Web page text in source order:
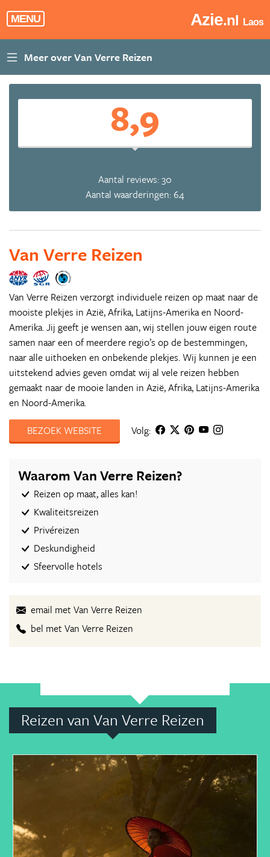
MENU Azie.nl Laos
8,9
Aantal reviews: 30
Aantal waarderingen: 64
Van Verre Reizen
Van Verre Reizen verzorgt individuele reizen op maat naar de
mooiste plekjes in Azië, Afrika, Latijns-Amerika en Noord-
Amerika. Jij geeft je wensen aan, wij stellen jouw eigen route
samen naar een of meerdere regio’s op de bestemmingen,
naar alle uithoeken en onbekende plekjes. Wij kunnen je een
uitstekend advies geven omdat wij al vele reizen hebben
gemaakt naar de mooie landen in Azië, Afrika, Latijns-Amerika
en Noord-Amerika.
BEZOEK WEBSITE
Volg:
Waarom Van Verre Reizen?
Reizen op maat, alles kan!
Kwaliteitsreizen
Privéreizen
Deskundigheid
Sfeervolle hotels
email met Van Verre Reizen
bel met Van Verre Reizen
Reizen van Van Verre Reizen